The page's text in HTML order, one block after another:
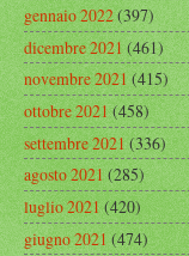
gennaio 2022(397)
dicembre 2021(461)
novembre 2021(415)
ottobre 2021(458)
settembre 2021(336)
agosto 2021(285)
luglio 2021(420)
giugno 2021(474)